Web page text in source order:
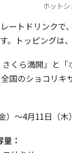
ホット
ートドリンクで
。トッピングは
さくら満開」と
国のショコリキ
）～4月11日（
：